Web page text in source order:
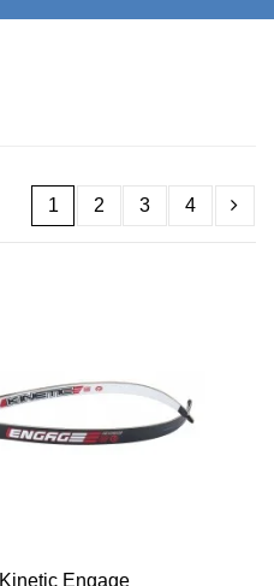
1 2 3 4
Kinetic Engage